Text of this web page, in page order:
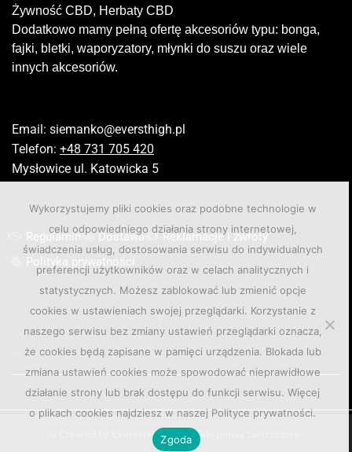
Żywność CBD, Herbaty CBD
Dodatkowo mamy pełną ofertę akcesoriów typu: bonga,
fajki, bletki, waporyzatory, młynki do suszu oraz wiele
innych akcesoriów.
Email: siemanko@eversthigh.pl
Telefon: +48 731 705 420
Mysłowice ul. Katowicka 5
Regulamin Dostawa
Reklamacje i zwroty
Polityka prywatności
PRODUCT TAGS
© Created by EverestHigh. Wszelkie prawa zastrzeżone.
Wykorzystujemy pliki cookies oraz podobne technologie w
celu odpowiedniego działania strony internetowej,
świadczenia usług, dostosowania serwisu do indywidualnych
preferencji użytkowników oraz w celach analitycznych i
statystycznych. Możesz zablokować lub zmienić opcje
cookies w ustawieniach swojej przeglądarki. Korzystanie z
naszego serwisu bez zmiany ustawień przeglądarki oznacza,
że cookies będą zapisane w pamięci urządzenia. Blokada lub
zmiana ustawień cookies może spowodować nieprawidłowe
działanie strony lub brak dostępu do funkcji serwisu. Więcej
o plikach cookies najdziesz w naszej Polityce prywatności.
Zgoda